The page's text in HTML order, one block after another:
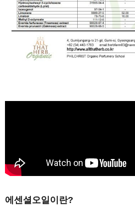
에센셜오일이란?